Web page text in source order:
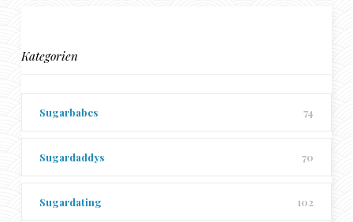
Kategorien
Sugarbabes 74
Sugardaddys 70
Sugardating 102